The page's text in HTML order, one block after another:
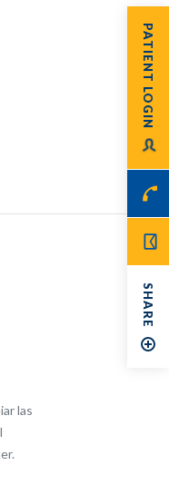
PATIENT LOGIN
SHARE
las